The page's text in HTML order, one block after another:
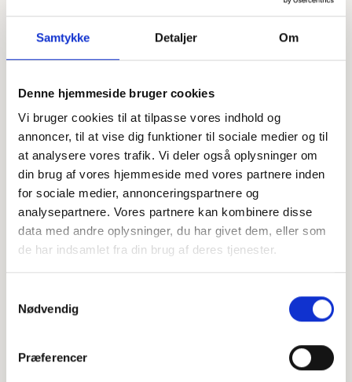
Samtykke Detaljer Om
Denne hjemmeside bruger cookies
Vi bruger cookies til at tilpasse vores indhold og
annoncer, til at vise dig funktioner til sociale medier og til
at analysere vores trafik. Vi deler også oplysninger om
din brug af vores hjemmeside med vores partnere inden
for sociale medier, annonceringspartnere og
analysepartnere. Vores partnere kan kombinere disse
data med andre oplysninger, du har givet dem, eller som
de har indsamlet fra din brug af deres tjenester.
Nødvendig
Præferencer
Offentligtgjort i Frederiksborg Amts Avis d. 1. juli 2023
Højtideligheden
Onsdagd. 5. juli 2023 kl. 10.00
Skansekirkegårdens Kapel
Skansevej 113, 3400 Hillerød
contributors